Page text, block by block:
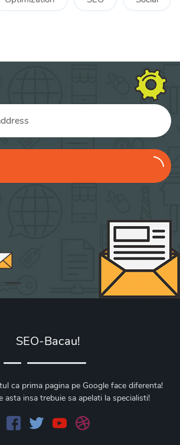
SEO-Bacau!
ca prima pagina pe Google face diferenta!
asta insa trebuie sa apelati la specialisti!